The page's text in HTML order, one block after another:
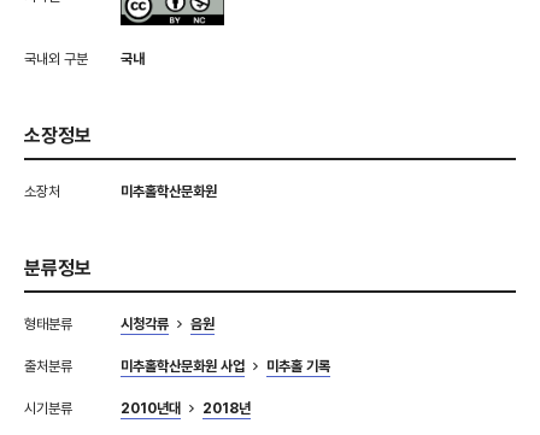
국내외 구분 국내
소장정보
소장처 미추홀학산문화원
분류정보
형태분류 시청각류 음원
출처분류 미추홀학산문화원 사업 미추홀 기록
시기분류 2010년대 2018년